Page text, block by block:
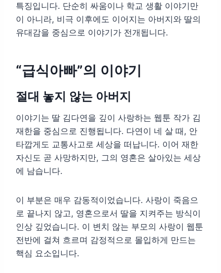
특징입니다. 단순히 싸움이나 학교 생활 이야기만
이 아니라, 비극 이후에도 이어지는 아버지와 딸의
유대감을 중심으로 이야기가 전개됩니다.
“급식아빠”의 이야기
절대 놓지 않는 아버지
이야기는 딸 김다연을 깊이 사랑하는 웹툰 작가 김
재한을 중심으로 진행됩니다. 다연이 네 살 때, 안
타깝게도 교통사고로 세상을 떠납니다. 이어 재한
자신도 곧 사망하지만, 그의 영혼은 살아있는 세상
에 남습니다.
이 부분은 매우 감동적이었습니다. 사랑이 죽음으
로 끝나지 않고, 영혼으로서 딸을 지켜주는 방식이
인상 깊었습니다. 이 변치 않는 부모의 사랑이 웹툰
전반에 걸쳐 흐르며 감정적으로 몰입하게 만드는
핵심 요소입니다.